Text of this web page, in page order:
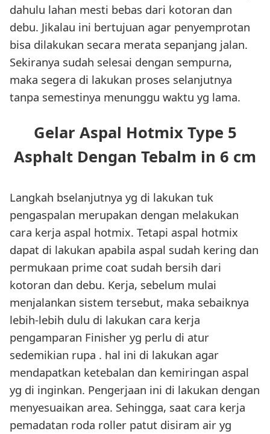
dahulu lahan mesti bebas dari kotoran dan
debu. Jikalau ini bertujuan agar penyemprotan
bisa dilakukan secara merata sepanjang jalan.
Sekiranya sudah selesai dengan sempurna,
maka segera di lakukan proses selanjutnya
tanpa semestinya menunggu waktu yg lama.
Gelar Aspal Hotmix Type 5
Asphalt Dengan Tebalm in 6 cm
Langkah bselanjutnya yg di lakukan tuk
pengaspalan merupakan dengan melakukan
cara kerja aspal hotmix. Tetapi aspal hotmix
dapat di lakukan apabila aspal sudah kering dan
permukaan prime coat sudah bersih dari
kotoran dan debu. Kerja, sebelum mulai
menjalankan sistem tersebut, maka sebaiknya
lebih-lebih dulu di lakukan cara kerja
pengamparan Finisher yg perlu di atur
sedemikian rupa . hal ini di lakukan agar
mendapatkan ketebalan dan kemiringan aspal
yg di inginkan. Pengerjaan ini di lakukan dengan
menyesuaikan area. Sehingga, saat cara kerja
pemadatan roda roller patut disiram air yg